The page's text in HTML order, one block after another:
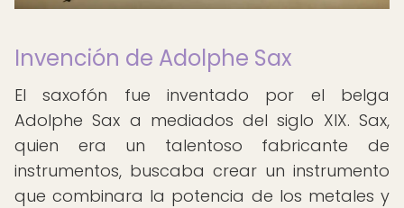
Invención de Adolphe Sax
El saxofón fue inventado por el belga
Adolphe Sax a mediados del siglo XIX. Sax,
quien era un talentoso fabricante de
instrumentos, buscaba crear un instrumento
que combinara la potencia de los metales y